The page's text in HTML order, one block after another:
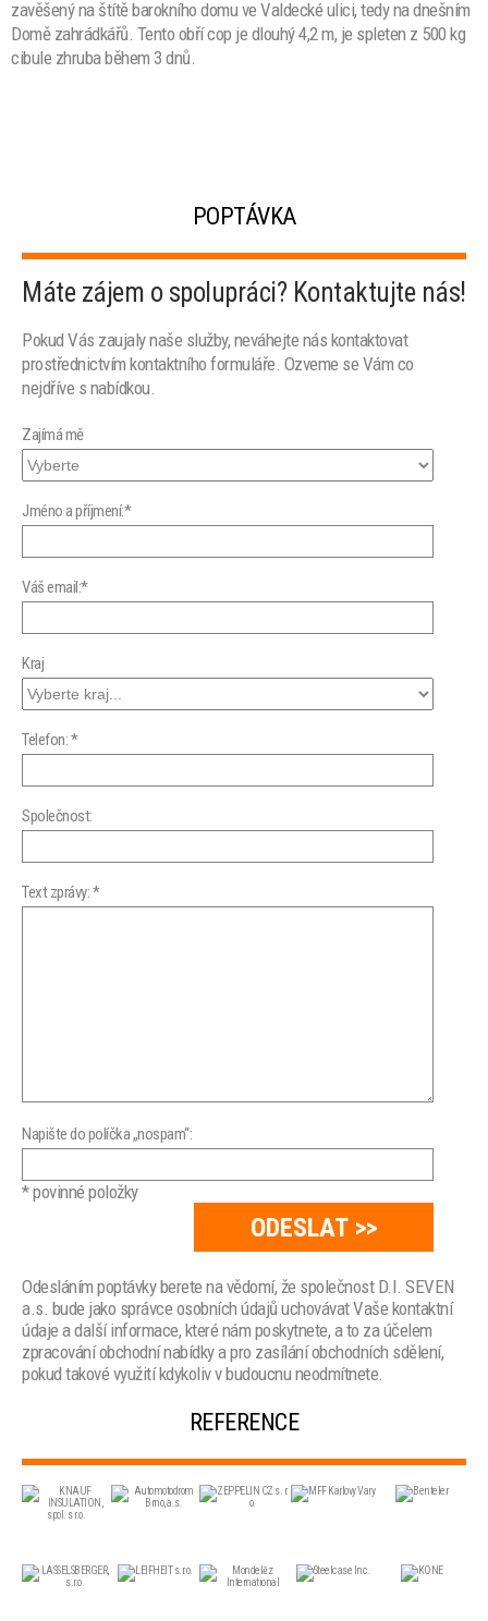
zavěšený na štítě barokního domu ve Valdecké ulici, tedy na dnešním
Domě zahrádkářů. Tento obří cop je dlouhý 4,2 m, je spleten z 500 kg
cibule zhruba během 3 dnů.
POPTÁVKA
Máte zájem o spolupráci? Kontaktujte nás!
Pokud Vás zaujaly naše služby, neváhejte nás kontaktovat
prostřednictvím kontaktního formuláře. Ozveme se Vám co
nejdříve s nabídkou.
Zajímá mě
Jméno a příjmení:*
Váš email:*
Kraj
Telefon: *
Společnost:
Text zprávy: *
Napište do políčka „nospam“:
* povinné položky
Odesláním poptávky berete na vědomí, že společnost D.I. SEVEN
a.s. bude jako správce osobních údajů uchovávat Vaše kontaktní
údaje a další informace, které nám poskytnete, a to za účelem
zpracování obchodní nabídky a pro zasílání obchodních sdělení,
pokud takové využití kdykoliv v budoucnu neodmítnete.
REFERENCE